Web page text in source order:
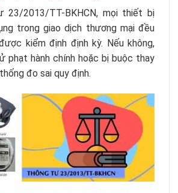
23/2013/TT-BKHCN, mọi thiết bị
trong giao dịch thương mại đều
kiểm định định kỳ. Nếu không,
phạt hành chính hoặc bị buộc thay
đo sai quy định.